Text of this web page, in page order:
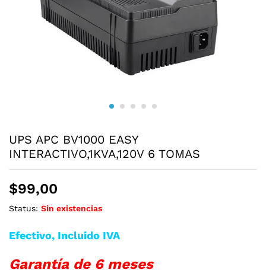
UPS APC BV1000 EASY
INTERACTIVO,1KVA,120V 6 TOMAS
$99,00
Status: Sin existencias
Efectivo, Incluido IVA
Garantía de 6 meses